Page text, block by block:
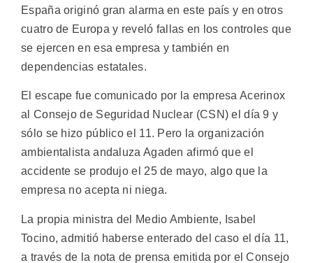
España originó gran alarma en este país y en otros
cuatro de Europa y reveló fallas en los controles que
se ejercen en esa empresa y también en
dependencias estatales.
El escape fue comunicado por la empresa Acerinox
al Consejo de Seguridad Nuclear (CSN) el día 9 y
sólo se hizo público el 11. Pero la organización
ambientalista andaluza Agaden afirmó que el
accidente se produjo el 25 de mayo, algo que la
empresa no acepta ni niega.
La propia ministra del Medio Ambiente, Isabel
Tocino, admitió haberse enterado del caso el día 11,
a través de la nota de prensa emitida por el Consejo